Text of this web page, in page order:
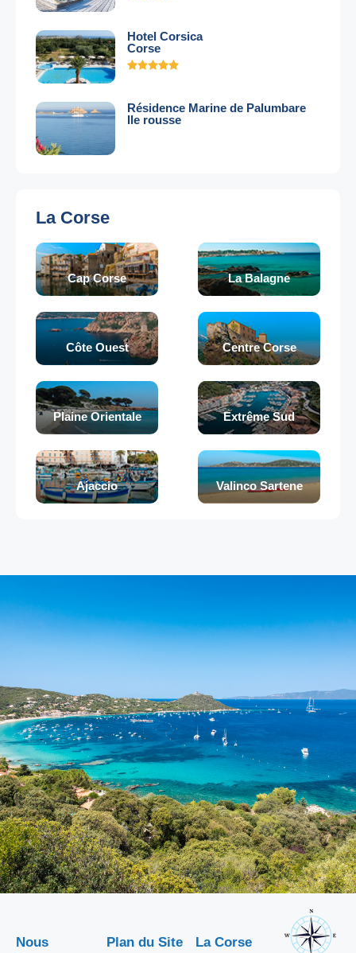
Hotel Corsica
Corse
Résidence Marine de Palumbare
Ile rousse
La Corse
Cap Corse La Balagne
Côte Ouest Centre Corse
Plaine Orientale Extrême Sud
Ajaccio Valinco Sartene
Nous
Plan du Site La Corse